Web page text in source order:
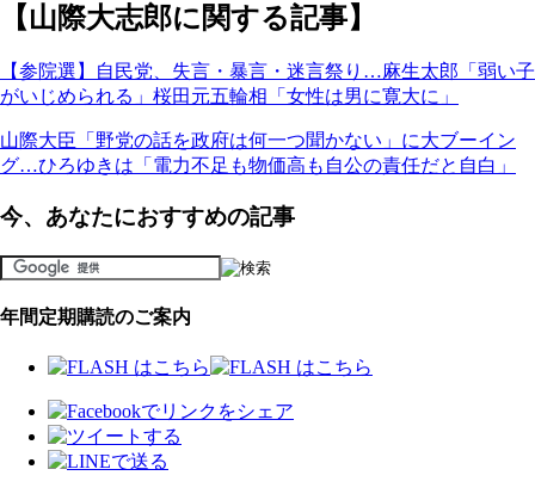
【山際大志郎に関する記事】
【参院選】自民党、失言・暴言・迷言祭り…麻生太郎「弱い子
がいじめられる」桜田元五輪相「女性は男に寛大に」
山際大臣「野党の話を政府は何一つ聞かない」に大ブーイン
グ…ひろゆきは「電力不足も物価高も自公の責任だと自白」
今、あなたにおすすめの記事
年間定期購読のご案内